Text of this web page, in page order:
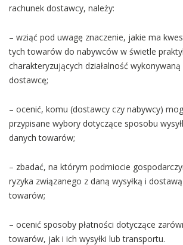
rachunek dostawcy, należy:
– wziąć pod uwagę znaczenie, jakie ma
tych towarów do nabywców w świetle
charakteryzujących działalność
dostawcę;
– ocenić, komu (dostawcy czy nabywcy)
przypisane wybory dotyczące sposobu
danych towarów;
– zbadać, na którym podmiocie
ryzyka związanego z daną wysyłką i
towarów;
– ocenić sposoby płatności dotyczące
towarów, jak i ich wysyłki lub transportu.